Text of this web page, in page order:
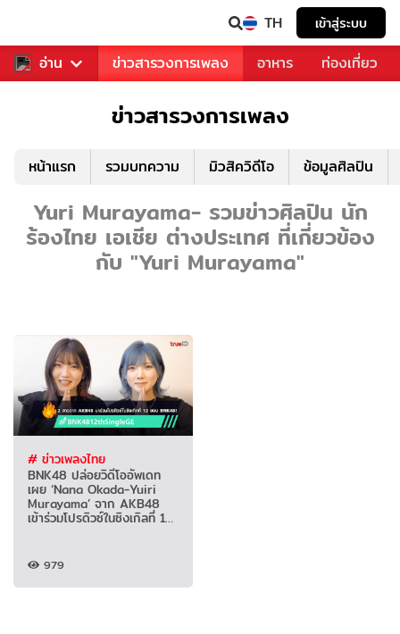
TH เข้าสู่ระบบ
อ่าน
ข่าวบันเทิง ข่าวสารวงการเพลง อาหาร ท่องเที่ยว
ข่าวสารวงการเพลง
หน้าแรก รวมบทความ มิวสิควิดีโอ ข้อมูลศิลปิน
Yuri Murayama- รวมข่าวศิลปิน นัก
ร้องไทย เอเชีย ต่างประเทศ ที่เกี่ยวข้อง
กับ "Yuri Murayama"
# ข่าวเพลงไทย
BNK48 ปล่อยวิดีโออัพเดท
เผย ‘Nana Okada-Yuiri
Murayama’ จาก AKB48
เข้าร่วมโปรดิวซ์ในซิงเกิลที่ 12
979